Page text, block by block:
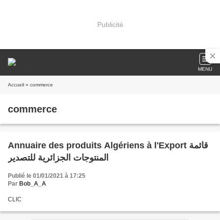
Publicité
MENU
Accueil » commerce
commerce
Annuaire des produits Algériens à l'Export قائمة
المنتوجات الجزائرية للتصدير
Publié le 01/01/2021 à 17:25
Par Bob_A_A
CLIC